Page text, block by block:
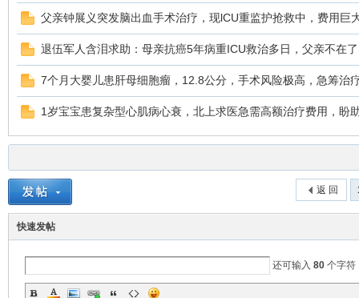
父亲钟展义突发脑出血手术治疗，现lCU重监护抢救中，费用巨
退伍军人含泪求助：母亲抗癌5年病重ICU救治多日，父亲不在
7个月大婴儿患肝母细胞瘤，12.8公分，手术风险极高，急筹治
1岁宝宝患复杂型心肌病心衰，北上求医急需高额治疗费用，盼
返 回
快速发帖
还可输入 80个字符